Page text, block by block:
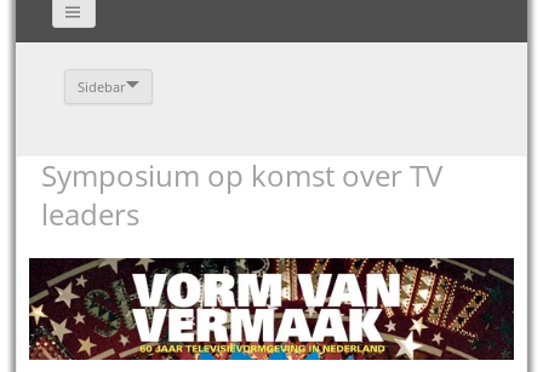
Sidebar
Symposium op komst over TV
leaders